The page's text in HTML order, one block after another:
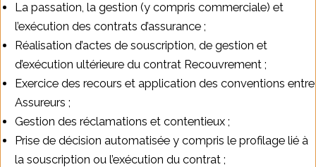
La passation, la gestion (y compris commerciale) et
l’exécution des contrats d’assurance ;
Réalisation d’actes de souscription, de gestion et
d’exécution ultérieure du contrat Recouvrement ;
Exercice des recours et application des conventions entre
Assureurs ;
Gestion des réclamations et contentieux ;
Prise de décision automatisée y compris le profilage lié à
la souscription ou l’exécution du contrat ;